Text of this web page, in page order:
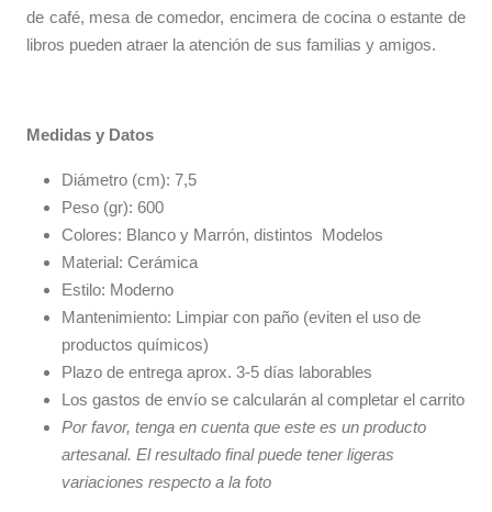
de café, mesa de comedor, encimera de cocina o estante de
libros pueden atraer la atención de sus familias y amigos.
Medidas y Datos
Diámetro (cm): 7,5
Peso (gr): 600
Colores: Blanco y Marrón, distintos Modelos
Material: Cerámica
Estilo: Moderno
Mantenimiento: Limpiar con paño (eviten el uso de
productos químicos)
Plazo de entrega aprox. 3-5 días laborables
Los gastos de envío se calcularán al completar el carrito
Por favor, tenga en cuenta que este es un producto
artesanal. El resultado final puede tener ligeras
variaciones respecto a la foto